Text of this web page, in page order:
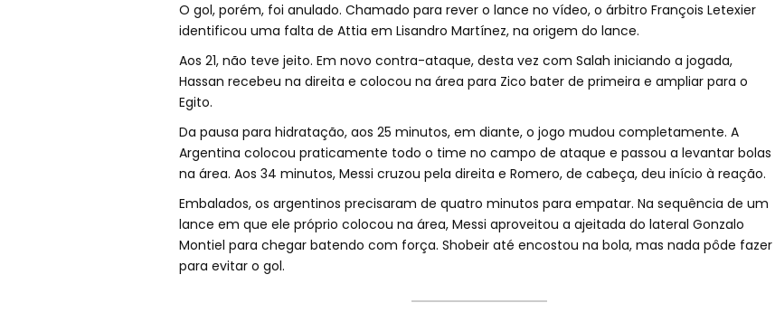
O gol, porém, foi anulado. Chamado para rever o lance no vídeo, o árbitro François Letexier
identificou uma falta de Attia em Lisandro Martínez, na origem do lance.
Aos 21, não teve jeito. Em novo contra-ataque, desta vez com Salah iniciando a jogada,
Hassan recebeu na direita e colocou na área para Zico bater de primeira e ampliar para o
Egito.
Da pausa para hidratação, aos 25 minutos, em diante, o jogo mudou completamente. A
Argentina colocou praticamente todo o time no campo de ataque e passou a levantar bolas
na área. Aos 34 minutos, Messi cruzou pela direita e Romero, de cabeça, deu início à reação.
Embalados, os argentinos precisaram de quatro minutos para empatar. Na sequência de um
lance em que ele próprio colocou na área, Messi aproveitou a ajeitada do lateral Gonzalo
Montiel para chegar batendo com força. Shobeir até encostou na bola, mas nada pôde fazer
para evitar o gol.